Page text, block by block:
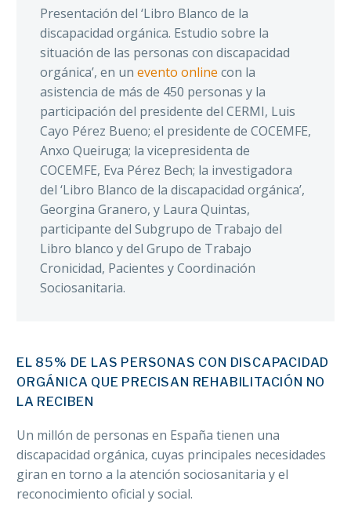
Presentación del ‘Libro Blanco de la
discapacidad orgánica. Estudio sobre la
situación de las personas con discapacidad
orgánica’, en un evento online con la
asistencia de más de 450 personas y la
participación del presidente del CERMI, Luis
Cayo Pérez Bueno; el presidente de COCEMFE,
Anxo Queiruga; la vicepresidenta de
COCEMFE, Eva Pérez Bech; la investigadora
del ‘Libro Blanco de la discapacidad orgánica’,
Georgina Granero, y Laura Quintas,
participante del Subgrupo de Trabajo del
Libro blanco y del Grupo de Trabajo
Cronicidad, Pacientes y Coordinación
Sociosanitaria.
EL 85% DE LAS PERSONAS CON DISCAPACIDAD
ORGÁNICA QUE PRECISAN REHABILITACIÓN NO
LA RECIBEN
Un millón de personas en España tienen una
discapacidad orgánica, cuyas principales necesidades
giran en torno a la atención sociosanitaria y el
reconocimiento oficial y social.